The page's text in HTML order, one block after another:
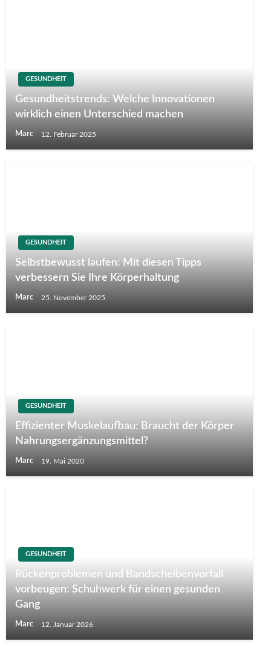
GESUNDHEIT
Gesundheitstrends: Welche Innovationen
wirklich einen Unterschied machen
Marc 12. Februar 2025
GESUNDHEIT
Selbstbewusst laufen: Mit diesen Tipps
verbessern Sie Ihre Körperhaltung
Marc 25. November 2025
GESUNDHEIT
Effizienter Muskelaufbau: Braucht der Körper
Nahrungsergänzungsmittel?
Marc 19. Mai 2020
GESUNDHEIT
Rückenproblemen und Bandscheibenvorfall
vorbeugen: Schuhwerk für einen gesunden
Gang
Marc 12. Januar 2026